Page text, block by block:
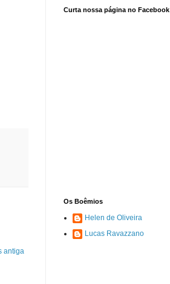
antiga
Curta nossa página no Facebook
Os Boêmios
Helen de Oliveira
Lucas Ravazzano